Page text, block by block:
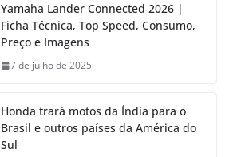
Yamaha Lander Connected 2026 |
Ficha Técnica, Top Speed, Consumo,
Preço e Imagens
7 de julho de 2025
Honda trará motos da Índia para o
Brasil e outros países da América do
Sul